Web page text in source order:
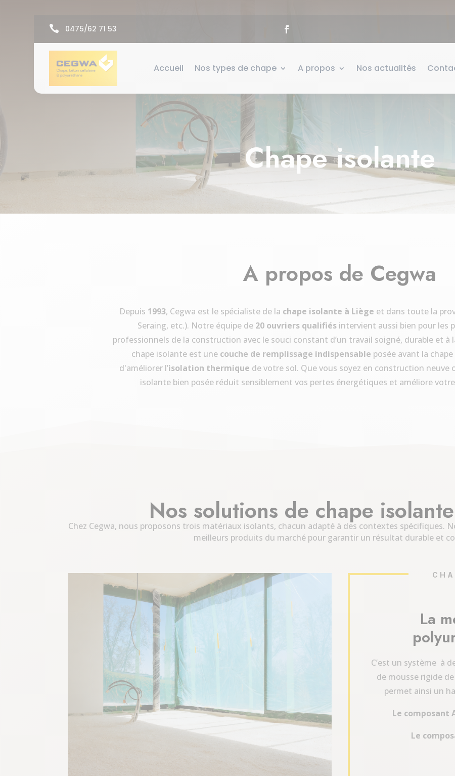
 0475/62 71 53
Accueil Nos types de chape A propos Nos actualités
Chape isolante
A propos de Cegwa
Depuis 1993, Cegwa est le spécialiste de la chape isolante à Liège et dans toute la
Seraing, etc.). Notre équipe de 20 ouvriers qualifiés intervient aussi bien pour les
professionnels de la construction avec le souci constant d’un travail soigné, durable et
chape isolante est une couche de remplissage indispensable posée avant la
d'améliorer l’isolation thermique de votre sol. Que vous soyez en construction neuve
isolante bien posée réduit sensiblement vos pertes énergétiques et améliore
Nos solutions de chape
Chez Cegwa, nous proposons trois matériaux isolants, chacun adapté à des contextes spécifiques.
meilleurs produits du marché pour garantir un résultat durable et
La
C’est un système à
de mousse rigide
permet ainsi un
Le composant
Le